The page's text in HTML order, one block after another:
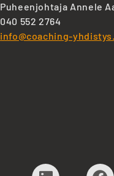
Puheenjohtaja Annele
040 552 2764
info@coaching-